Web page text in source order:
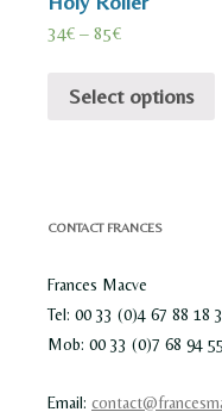
34€ – 85€
Select options
CONTACT FRANCES
Frances Macve
Tel: 00 33 (0)4 67 88 18
Mob: 00 33 (0)7 68 94
Email: